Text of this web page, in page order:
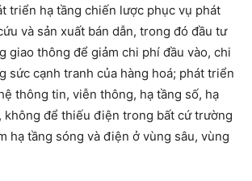
triển hạ tầng chiến lược phục vụ phát
và sản xuất bán dẫn, trong đó đầu tư
giao thông để giảm chi phí đầu vào, chi
sức cạnh tranh của hàng hoá; phát triển
thông tin, viễn thông, hạ tầng số, hạ
không để thiếu điện trong bất cứ trường
hạ tầng sóng và điện ở vùng sâu, vùng